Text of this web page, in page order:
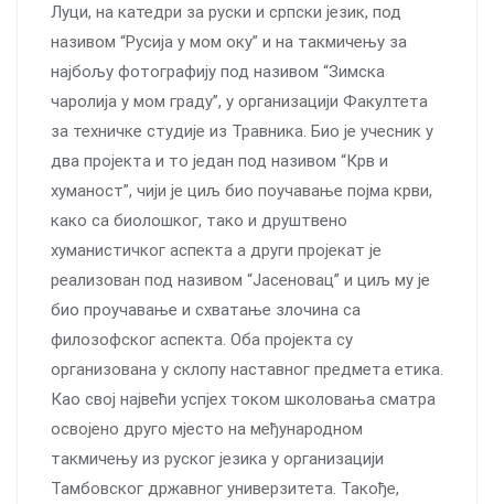
Луци, на катедри за руски и српски језик, под
називом “Русија у мом оку” и на такмичењу за
најбољу фотографију под називом “Зимска
чаролија у мом граду”, у организацији Факултета
за техничке студије из Травника. Био је учесник у
два пројекта и то један под називом “Крв и
хуманост”, чији је циљ био поучавање појма крви,
како са биолошког, тако и друштвено
хуманистичког аспекта а други пројекат је
реализован под називом “Јасеновац” и циљ му је
био проучавање и схватање злочина са
филозофског аспекта. Оба пројекта су
организована у склопу наставног предмета етика.
Као свој највећи успјех током школовања сматра
освојено друго мјесто на међународном
такмичењу из руског језика у организацији
Тамбовског државног универзитета. Такође,